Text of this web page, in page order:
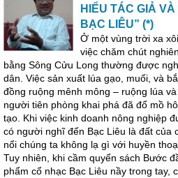
HIỂU TÁC GIẢ
BẠC LIÊU” (*)
Ở một vùng trời xa
việc chăm chút
bằng Sông Cửu Long thường được
dân. Việc sản xuất lúa gạo, muối, và
đồng ruộng mênh mông – ruộng lúa
người tiên phòng khai phá đã đổ mồ
tạo. Khi việc kinh doanh nông nghiệp
có người nghĩ đến Bạc Liêu là đất của
nổi chúng ta không lạ gì với huyền
Tuy nhiên, khi cầm quyển sách Bước
phẩm cổ nhạc Bạc Liêu nầy trong tay,